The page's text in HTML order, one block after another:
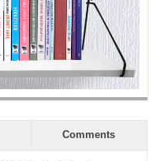
Comments